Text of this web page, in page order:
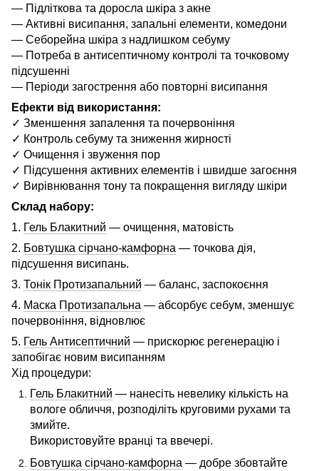
— Підліткова та доросла шкіра з акне
— Активні висипання, запальні елементи, комедони
— Себорейна шкіра з надлишком себуму
— Потреба в антисептичному контролі та точковому
підсушенні
— Періоди загострення або повторні висипання
Ефекти від використання:
✓ Зменшення запалення та почервоніння
✓ Контроль себуму та зниження жирності
✓ Очищення і звуження пор
✓ Підсушення активних елементів і швидше загоєння
✓ Вирівнювання тону та покращення вигляду шкіри
Склад набору:
1. Гель Блакитний — очищення, матовість
2. Бовтушка сірчано-камфорна — точкова дія,
підсушення висипань.
3. Тонік Протизапальний — баланс, заспокоєння
4. Маска Протизапальна — абсорбує себум, зменшує
почервоніння, відновлює
5. Гель Антисептичний — прискорює регенерацію і
запобігає новим висипанням
Хід процедури:
Гель Блакитний — нанесіть невелику кількість на
вологе обличчя, розподіліть круговими рухами та
змийте.
Використовуйте вранці та ввечері.
Бовтушка сірчано-камфорна — добре збовтайте